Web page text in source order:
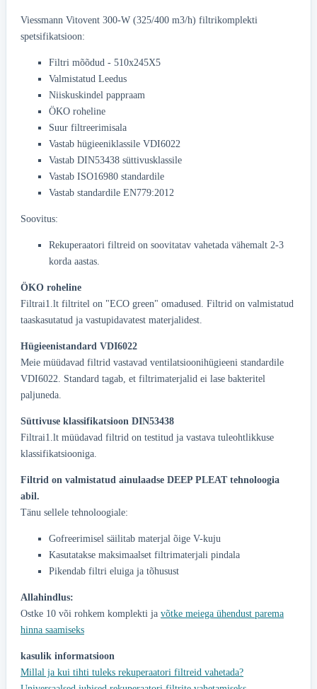
Viessmann Vitovent 300-W (325/400 m3/h) filtrikomplekti
spetsifikatsioon:
Filtri mõõdud - 510x245X5
Valmistatud Leedus
Niiskuskindel pappraam
ÖKO roheline
Suur filtreerimisala
Vastab hügieeniklassile VDI6022
Vastab DIN53438 süttivusklassile
Vastab ISO16980 standardile
Vastab standardile EN779:2012
Soovitus:
Rekuperaatori filtreid on soovitatav vahetada vähemalt 2-3
korda aastas.
ÖKO roheline
Filtrai1.lt filtritel on "ECO green" omadused. Filtrid on valmistatud
taaskasutatud ja vastupidavatest materjalidest.
Hügieenistandard VDI6022
Meie müüdavad filtrid vastavad ventilatsioonihügieeni standardile
VDI6022. Standard tagab, et filtrimaterjalid ei lase bakteritel
paljuneda.
Süttivuse klassifikatsioon DIN53438
Filtrai1.lt müüdavad filtrid on testitud ja vastava tuleohtlikkuse
klassifikatsiooniga.
Filtrid on valmistatud ainulaadse DEEP PLEAT tehnoloogia
abil.
Tänu sellele tehnoloogiale:
Gofreerimisel säilitab materjal õige V-kuju
Kasutatakse maksimaalset filtrimaterjali pindala
Pikendab filtri eluiga ja tõhusust
Allahindlus:
Ostke 10 või rohkem komplekti ja võtke meiega ühendust parema
hinna saamiseks
kasulik informatsioon
Millal ja kui tihti tuleks rekuperaatori filtreid vahetada?